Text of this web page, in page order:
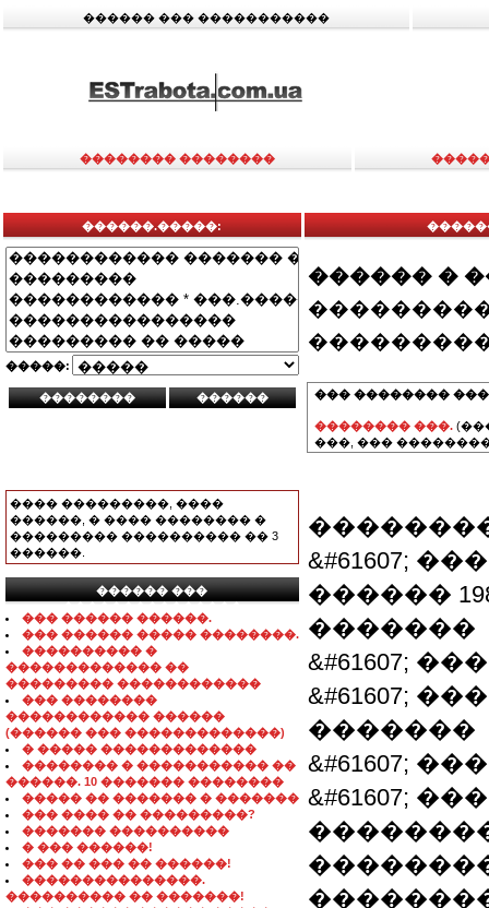
������ ��� �����������
�������� ��������
������.�����:
�����:
���� ���������, ����
������, � ���� �������� �
��������� ���������� �� 3
������.
������ ���
���������������
��� ������ ������.
��� ������ ����� ��������.
���������� �
������������� ��
��������� ������������
��� ��������
������������ ������
(������ ��� �������������)
� ����� �������������
�������� � ����������� ��
������. 10 ������� ��������
����� �� ������� � �������
��� ���� �� ���������?
������� ����������
� ��� ������!
��� �� ��� �� ������!
���������������.
���������� �� �������!
������ �
��� ��������
�������� ���.
���, ���
&#61607;
������
�������
&#61607;
&#61607;
�������
&#61607;
&#61607;